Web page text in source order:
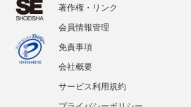
著作権・リンク
会員情報管理
免責事項
会社概要
サービス利用規約